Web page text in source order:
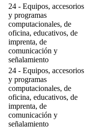
24 - Equipos, accesorios
y programas
computacionales, de
oficina, educativos, de
imprenta, de
comunicación y
señalamiento
24 - Equipos, accesorios
y programas
computacionales, de
oficina, educativos, de
imprenta, de
comunicación y
señalamiento